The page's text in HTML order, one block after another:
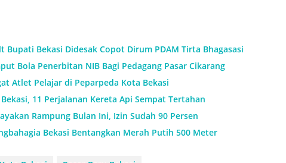
Bekasi Didesak Copot Dirum PDAM Tirta Bhagasasi
Bola Penerbitan NIB Bagi Pedagang Pasar Cikarang
Atlet Pelajar di Peparpeda Kota Bekasi
11 Perjalanan Kereta Api Sempat Tertahan
Rampung Bulan Ini, Izin Sudah 90 Persen
Bekasi Bentangkan Merah Putih 500 Meter